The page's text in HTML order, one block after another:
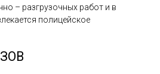
– разгрузочных работ и в
полицейское